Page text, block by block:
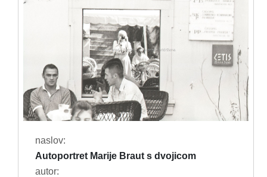
naslov:
Autoportret Marije Braut s dvojicom
autor: